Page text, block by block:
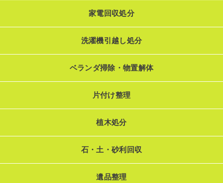
家電回収処分
洗濯機引越し処分
ベランダ掃除・物置解体
片付け整理
植木処分
石・土・砂利回収
遺品整理